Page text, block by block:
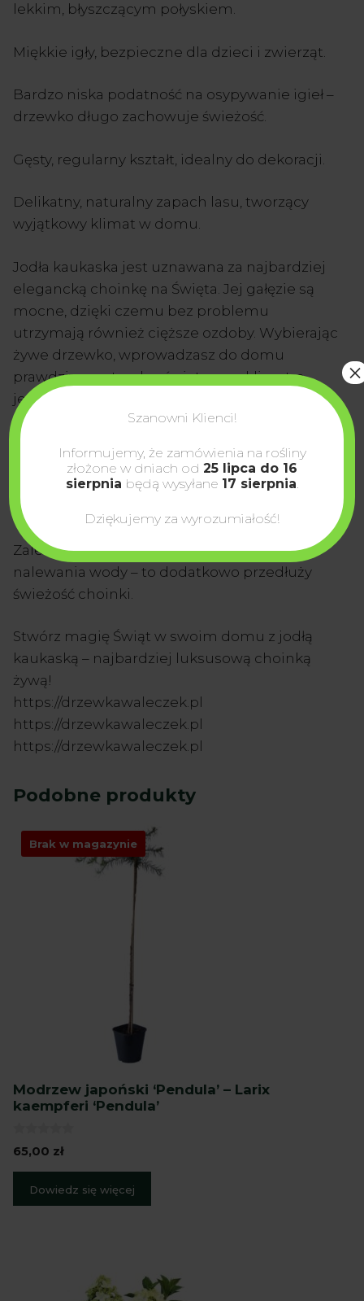
lekkim, błyszczącym połyskiem.
Miękkie igły, bezpieczne dla dzieci i zwierząt.
Bardzo niska podatność na osypywanie igieł –
drzewko długo zachowuje świeżość.
Gęsty, regularny kształt, idealny do dekoracji.
Delikatny, naturalny zapach lasu, tworzący
wyjątkowy klimat w domu.
Jodła kaukaska jest uznawana za najbardziej
elegancką choinkę na Święta. Jej gałęzie są
mocne, dzięki czemu bez problemu
utrzymają również cięższe ozdoby. Wybierając
żywe drzewko, wprowadzasz do domu
prawdziwy, naturalny świąteczny klimat, a
jednocześnie wspierasz plantacje choinkowe
dbające o środowisko.
Informacje dodatkowe:
Przechowywać w chłodnym miejscu do
momentu ustawienia.
Zaleca się użycie stojaka z możliwością
nalewania wody – to dodatkowo przedłuży
świeżość choinki.
Stwórz magię Świąt w swoim domu z jodłą
kaukaską – najbardziej luksusową choinką
żywą!
https://drzewkawaleczek.pl
https://drzewkawaleczek.pl
https://drzewkawaleczek.pl
Podobne produkty
Brak w magazynie
Modrzew japoński ‘Pendula’ – Larix
kaempferi ‘Pendula’
0
z
65,00 zł
Dowiedz się więcej
Szanowni Klienci!
Informujemy, że zamówienia na rośliny
złożone w dniach od 25 lipca do 16
sierpnia będą wysyłane 17 sierpnia.
Dziękujemy za wyrozumiałość!
×